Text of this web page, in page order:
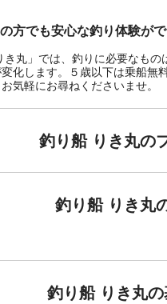
方でも安心な釣り体験が
丸」では、釣りに必要なも
化します。５歳以下は乗船
気軽にお尋ねくださいませ。
釣り船 りき丸の
釣り船 りき丸
釣り船 りき丸